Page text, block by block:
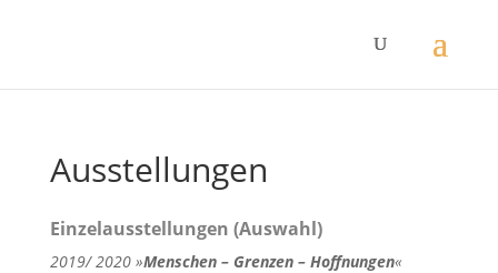
Ausstellungen
Einzelausstellungen (Auswahl)
2019/ 2020 »Menschen – Grenzen – Hoffnungen«